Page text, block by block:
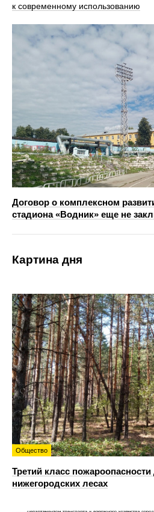
к современному использованию
Договор о комплексном
стадиона «Водник» еще не
Картина дня
Общество
Третий класс пожароопасности
нижегородских лесах